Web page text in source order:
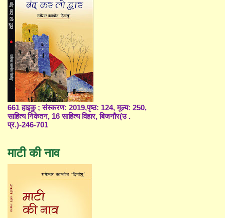
661 हाइकु ; संस्करण: 2019,पृष्ठ: 124, मूल्य: 250,
साहित्य निकेतन, 16 साहित्य विहार, बिजनौर(उ .
प्र.)-246-701
माटी की नाव